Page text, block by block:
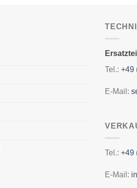
Tel.: +49
E-Mail:
Tel.: +49
E-Mail: